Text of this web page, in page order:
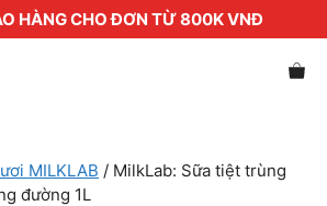
HÀNG CHO ĐƠN TỪ 800K VNĐ
MILKLAB / MilkLab: Sữa tiệt trùng
đường 1L